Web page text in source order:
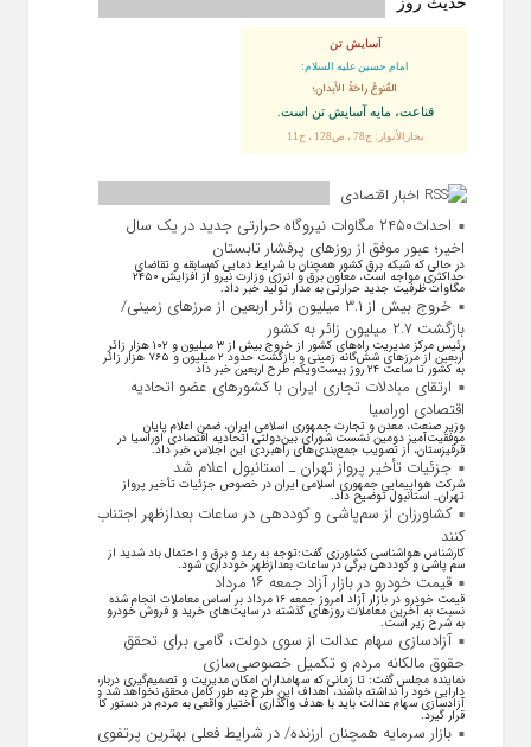
آسایش تن
امام حسین علیه السلام:
القُنوعُ راحَةُ الأبدانِ؛
قناعت، مايه آسايش تن است.
بحارالأنوار: ج78 ، ص128 ، ح11
اخبار اقتصادی
احداث۲۴۵۰ مگاوات نیروگاه حرارتی جدید در یک سال
اخیر؛ عبور موفق از روز‌های پرفشار تابستان
در حالی که شبکه برق کشور همچنان با شرایط دمایی کم‌سابقه و تقاضای
حداکثری مواجه است، معاون برق و انرژی وزارت نیرو از افزایش ۲۴۵۰
مگاوات ظرفیت جدید حرارتی به مدار تولید خبر داد.
خروج بیش از ۳.۱ میلیون زائر اربعین از مرزهای زمینی/
بازگشت ۲.۷ میلیون زائر به کشور
رئیس مرکز مدیریت راه‌های کشور از خروج بیش از ۳ میلیون و ۱۰۲ هزار زائر
اربعین از مرزهای شش‌گانه زمینی و بازگشت حدود ۲ میلیون و ۷۶۵ هزار زائر
به کشور تا ساعت ۲۴ روز بیست‌ویکم طرح اربعین خبر داد
ارتقای مبادلات تجاری ایران با کشور‌های عضو اتحادیه
اقتصادی اوراسیا
وزیر صنعت، معدن و تجارت جمهوری اسلامی ایران، ضمن اعلام پایان
موفقیت‌آمیز دومین نشست شورای بین‌دولتی اتحادیه اقتصادی اوراسیا در
قرقیزستان، از تصویب جمع‌بندی‌های راهبردی این اجلاس خبر داد.
جزئیات تأخیر پرواز تهران ـ استانبول اعلام شد
شرکت هواپیمایی جمهوری اسلامی ایران در خصوص جزئیات تأخیر پرواز
تهران_ استانبول توضیح داد.
کشاورزان از سم‌پاشی و کوددهی در ساعات بعدازظهر اجتناب
کنند
کارشناس هواشناسی کشاورزی گفت:توجه به رعد و برق و احتمال باد شدید از
سم پاشی و کوددهی برگی در ساعات بعدازظهر خودداری شود.
قیمت خودرو در بازار آزاد جمعه ۱۶ مرداد
قیمت خودرو در بازار آزاد امروز جمعه ۱۶ مرداد بر اساس معاملات انجام شده
نسبت به آخرین معاملات روز‌های گذشته در سایت‌های خرید و فروش خودرو
به شرح زیر است.
آزادسازی سهام عدالت از سوی دولت، گامی برای تحقق
حقوق مالکانه مردم و تکمیل خصوصی‌سازی
نماینده مجلس گفت: تا زمانی که سهامداران امکان مدیریت و تصمیم‌گیری درباره
دارایی خود را نداشته باشند، اهداف این طرح به طور کامل محقق نخواهد شد و
آزادسازی سهام عدالت باید با هدف واگذاری اختیار واقعی به مردم در دستور کار
قرار گیرد.
بازار سرمایه همچنان ارزنده/ در شرایط فعلی بهترین پرتفوی